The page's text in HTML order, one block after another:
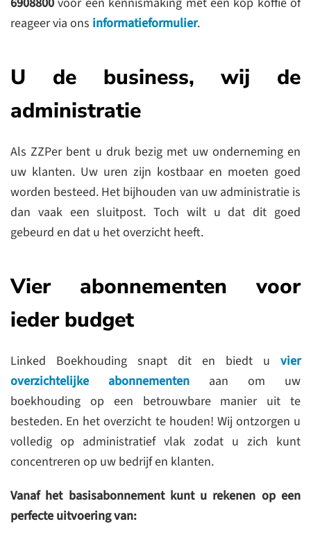
reageer via ons informatieformulier.
U de business, wij de
administratie
Als ZZPer bent u druk bezig met uw onderneming en
uw klanten. Uw uren zijn kostbaar en moeten goed
worden besteed. Het bijhouden van uw administratie is
dan vaak een sluitpost. Toch wilt u dat dit goed
gebeurd en dat u het overzicht heeft.
Vier abonnementen voor
ieder budget
Linked Boekhouding snapt dit en biedt u vier
overzichtelijke abonnementen aan om uw
boekhouding op een betrouwbare manier uit te
besteden. En het overzicht te houden! Wij ontzorgen u
volledig op administratief vlak zodat u zich kunt
concentreren op uw bedrijf en klanten.
Vanaf het basisabonnement kunt u rekenen op een
perfecte uitvoering van: